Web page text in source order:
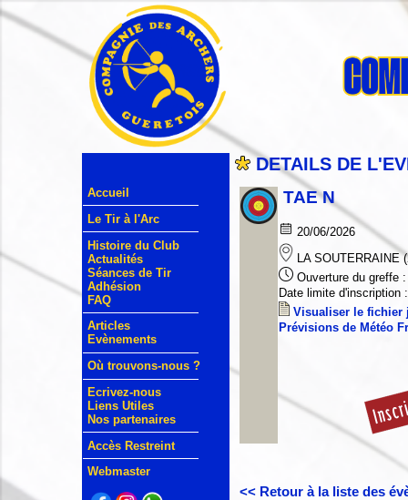
Accueil
Le Tir à l'Arc
Histoire du Club
Actualités
Séances de Tir
Adhésion
FAQ
Articles
Evènements
Où trouvons-nous ?
Ecrivez-nous
Liens Utiles
Nos partenaires
Accès Restreint
Webmaster
DETAILS DE
TAE N
20/06/2026
LA SOUTERRAINE
Ouverture du greffe
Date limite d'inscription
Visualiser le fichier
Prévisions de Météo
<< Retour à la liste des